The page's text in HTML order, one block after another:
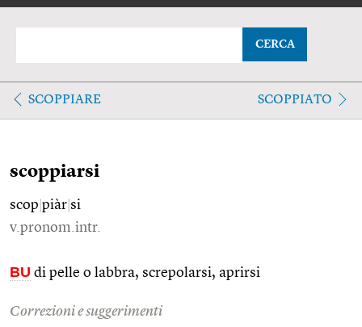
CERCA
SCOPPIARE SCOPPIATO
scoppiarsi
scop piàr si
v.pronom.intr.
BU di pelle o labbra, screpolarsi, aprirsi
Correzioni e suggerimenti